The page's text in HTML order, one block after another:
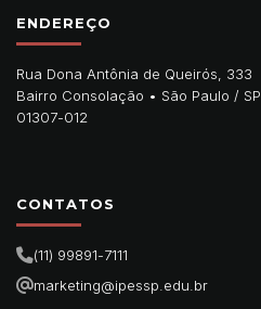
ENDEREÇO
Rua Dona Antônia de Queirós, 333
Bairro Consolação • São Paulo / SP
01307-012
CONTATOS
(11) 99891-7111
marketing@ipessp.edu.br